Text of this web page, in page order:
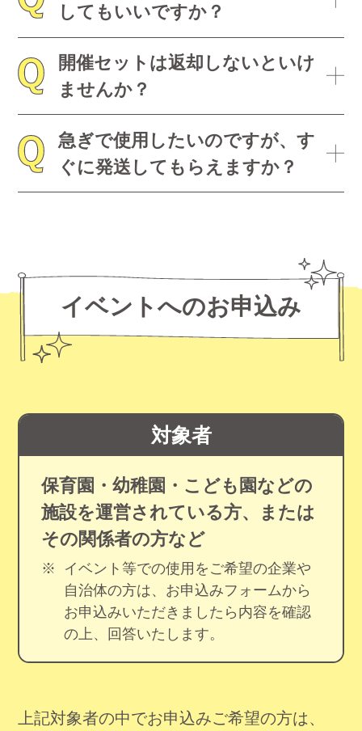
してもいいですか？
開催セットは返却しないといけ
ませんか？
急ぎで使用したいのですが、す
ぐに発送してもらえますか？
イベントへのお申込み
対象者
保育園・幼稚園・こども園などの
施設を運営されている方、または
その関係者の方など
※
イベント等での使用をご希望の企業や
自治体の方は、お申込みフォームから
お申込みいただきましたら内容を確認
の上、回答いたします。
上記対象者の中でお申込みご希望の方は、